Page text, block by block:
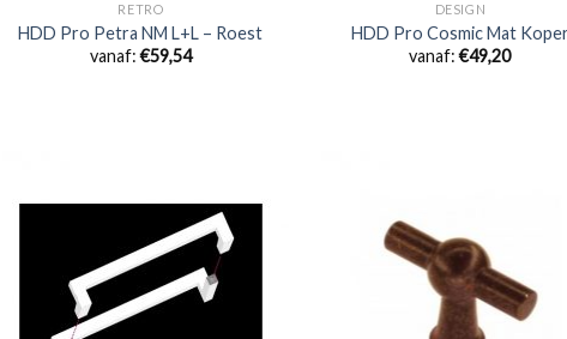
RETRO
HDD Pro Petra NM L+L – Roest
vanaf:€59,54
DESIGN
HDD Pro Cosmic Mat
vanaf:€49,20